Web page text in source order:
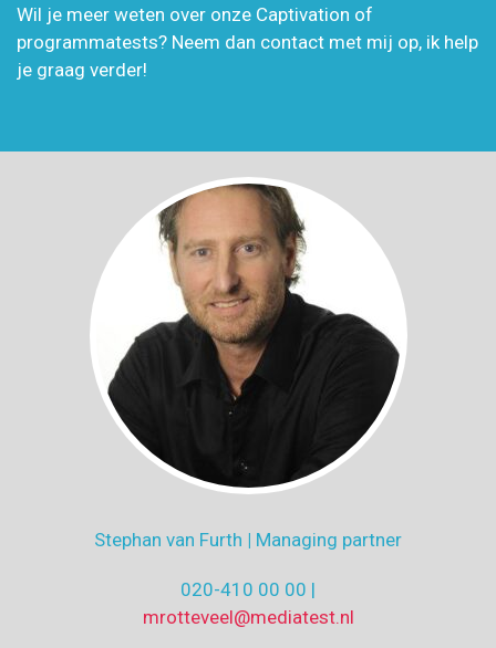
Wil je meer weten over onze Captivation of
programmatests? Neem dan contact met mij op, ik help
je graag verder!
Stephan van Furth | Managing partner
020-410 00 00 |
mrotteveel@mediatest.nl